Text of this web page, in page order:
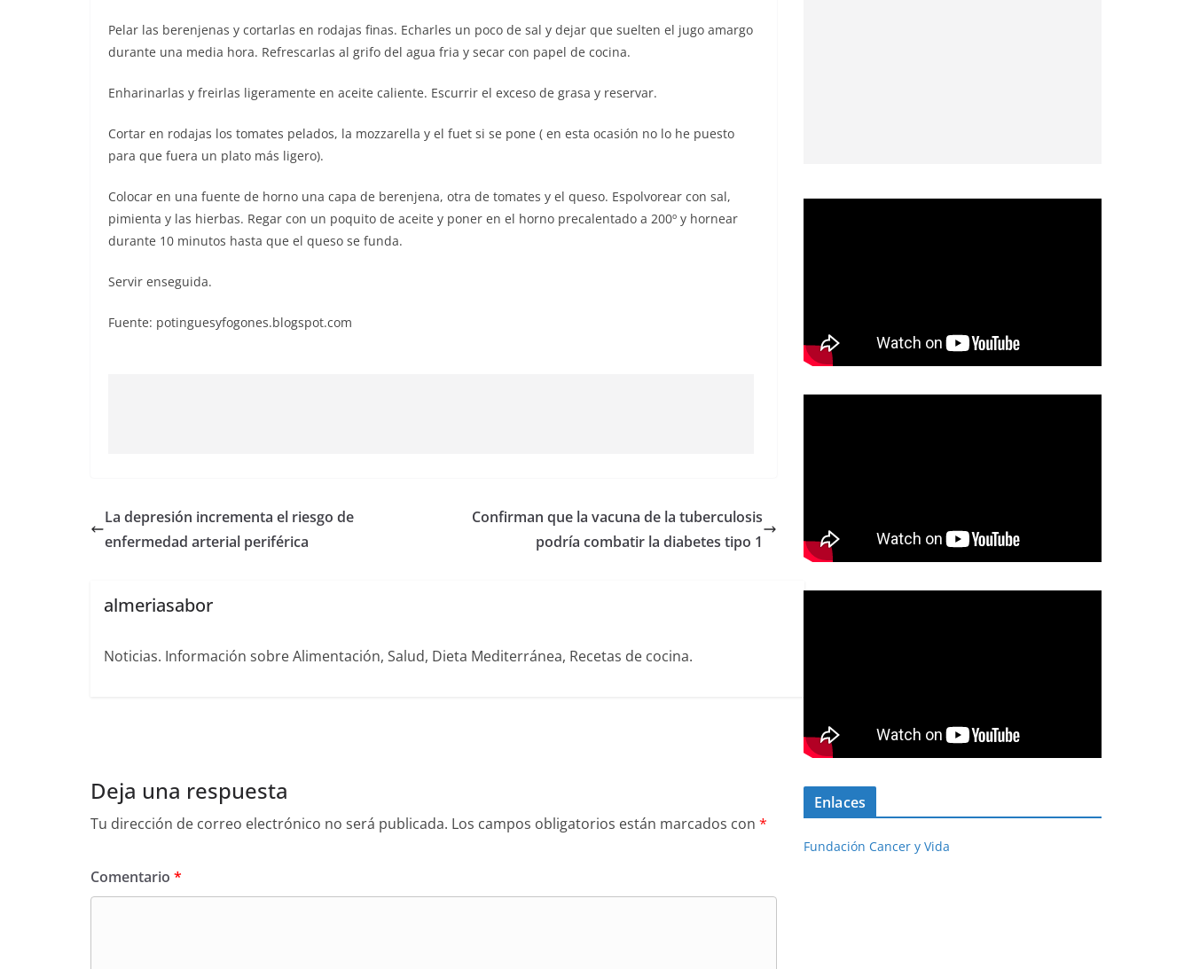
Pelar las berenjenas y cortarlas en rodajas finas. Echarles un poco de sal y dejar que suelten el jugo amargo
durante una media hora. Refrescarlas al grifo del agua fria y secar con papel de cocina.
Enharinarlas y freirlas ligeramente en aceite caliente. Escurrir el exceso de grasa y reservar.
Cortar en rodajas los tomates pelados, la mozzarella y el fuet si se pone ( en esta ocasión no lo he puesto
para que fuera un plato más ligero).
Colocar en una fuente de horno una capa de berenjena, otra de tomates y el queso. Espolvorear con sal,
pimienta y las hierbas. Regar con un poquito de aceite y poner en el horno precalentado a 200º y hornear
durante 10 minutos hasta que el queso se funda.
Servir enseguida.
Fuente: potinguesyfogones.blogspot.com
La depresión incrementa el riesgo de
enfermedad arterial periférica
Confirman que la vacuna de la tuberculosis
podría combatir la diabetes tipo 1
almeriasabor
Noticias. Información sobre Alimentación, Salud, Dieta Mediterránea, Recetas de cocina.
Deja una respuesta
Tu dirección de correo electrónico no será publicada. Los campos obligatorios están marcados con *
Comentario *
Enlaces
Fundación Cancer y Vida